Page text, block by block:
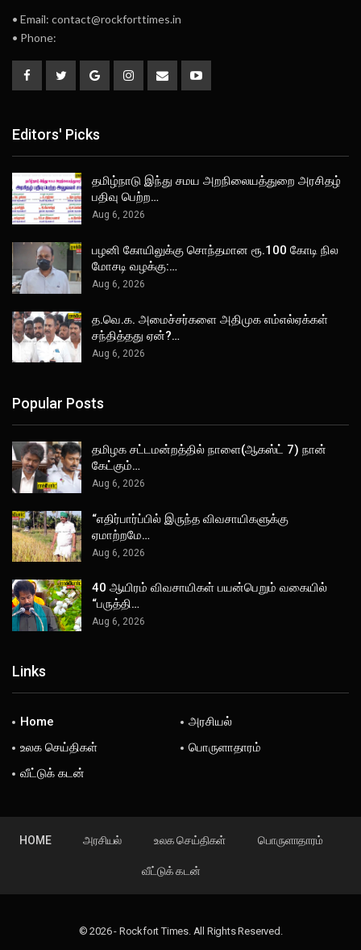
• Email: contact@rockforttimes.in
• Phone:
Editors' Picks
தமிழ்நாடு இந்து சமய அறநிலையத்துறை அரசிதழ்
பதிவு பெற்ற…
Aug 6, 2026
பழனி கோயிலுக்கு சொந்தமான ரூ.100 கோடி நில
மோசடி வழக்கு:…
Aug 6, 2026
த.வெ.க. அமைச்சர்களை அதிமுக எம்எல்ஏக்கள்
சந்தித்தது ஏன்?…
Aug 6, 2026
Popular Posts
தமிழக சட்டமன்றத்தில் நாளை(ஆகஸ்ட் 7) நான்
கேட்கும்…
Aug 6, 2026
“எதிர்பார்ப்பில் இருந்த விவசாயிகளுக்கு
ஏமாற்றமே…
Aug 6, 2026
40 ஆயிரம் விவசாயிகள் பயன்பெறும் வகையில்
“பருத்தி…
Aug 6, 2026
Links
Home
அரசியல்
உலக செய்திகள்
பொருளாதாரம்
வீட்டுக் கடன்
HOME அரசியல் உலக செய்திகள் பொருளாதாரம்
வீட்டுக் கடன்
© 2026 - Rockfort Times. All Rights Reserved.